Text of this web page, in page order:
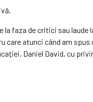
la faza de critici sau laude
care atunci când am spus
Daniel David, cu